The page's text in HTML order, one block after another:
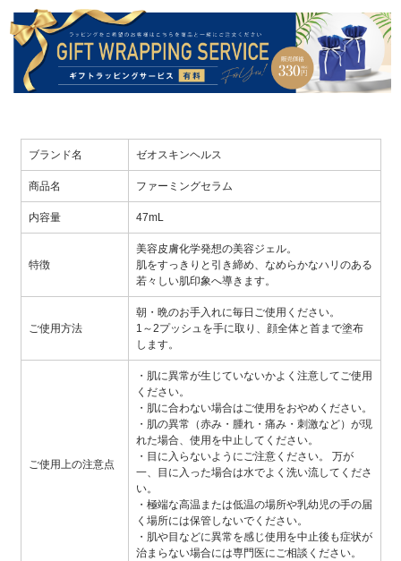
ブランド名 ゼオスキンヘルス
商品名 ファーミングセラム
内容量 47mL
特徴
美容皮膚化学発想の美容ジェル。
肌をすっきりと引き締め、なめらかなハリのある
若々しい肌印象へ導きます。
ご使用方法
朝・晩のお手入れに毎日ご使用ください。
1～2プッシュを手に取り、顔全体と首まで塗布
します。
ご使用上の注意点
・肌に異常が生じていないかよく注意してご使用
ください。
・肌に合わない場合はご使用をおやめください。
・肌の異常（赤み・腫れ・痛み・刺激など）が現
れた場合、使用を中止してください。
・目に入らないようにご注意ください。 万が
一、目に入った場合は水でよく洗い流してくださ
い。
・極端な高温または低温の場所や乳幼児の手の届
く場所には保管しないでください。
・肌や目などに異常を感じ使用を中止後も症状が
治まらない場合には専門医にご相談ください。